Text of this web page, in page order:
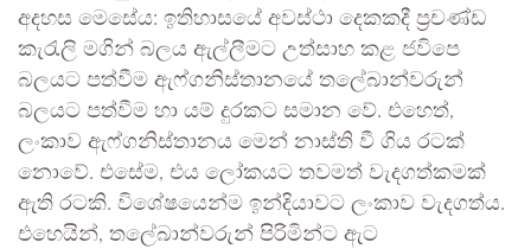
අදහස මෙසේය: ඉතිහාසයේ අවස්ථා දෙකකදී ප්‍රචණ්ඩ
කැරැලි මගින් බලය ඇල්ලීමට උත්සාහ කළ ජවිපෙ
බලයට පත්වීම ඇෆ්ගනිස්තානයේ තලේබාන්වරුන්
බලයට පත්වීම හා යම් දුරකට සමාන වේ. එහෙත්,
ලංකාව ඇෆ්ගනිස්තානය මෙන් නාස්ති වී ගිය රටක්
නොවේ. එසේම, එය ලෝකයට තවමත් වැදගත්කමක්
ඇති රටකි. විශේෂයෙන්ම ඉන්දියාවට ලංකාව වැදගත්ය.
එහෙයින්, තලේබාන්වරුන් පිරිමින්ට ඇට